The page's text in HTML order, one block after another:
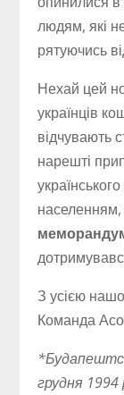
людям, які
рятуючись
Нехай цей
українців
відчувають
нарешті
З усією
Команда
грудня 1994